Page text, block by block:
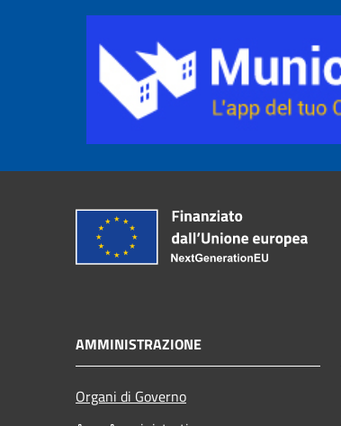
AMMINISTRAZIONE
Organi di Governo